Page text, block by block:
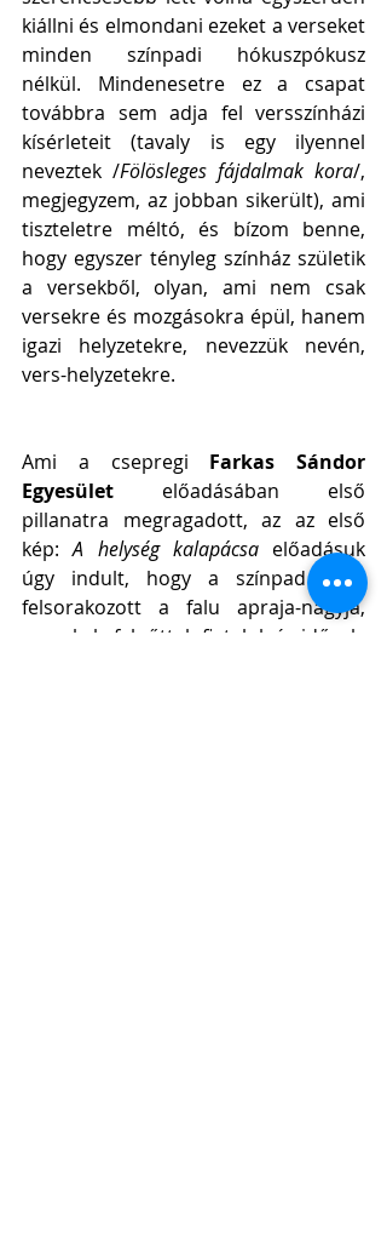
kiállni és elmondani ezeket a verseket
minden színpadi hókuszpókusz
nélkül. Mindenesetre ez a csapat
továbbra sem adja fel versszínházi
kísérleteit (tavaly is egy ilyennel
neveztek /Fölösleges fájdalmak kora/,
megjegyzem, az jobban sikerült), ami
tiszteletre méltó, és bízom benne,
hogy egyszer tényleg színház születik
a versekből, olyan, ami nem csak
versekre és mozgásokra épül, hanem
igazi helyzetekre, nevezzük nevén,
vers-helyzetekre.
Ami a csepregi Farkas Sándor
Egyesület előadásában első
pillanatra megragadott, az az első
kép: A helység kalapácsa előadásuk
úgy indult, hogy a színpad előtt
felsorakozott a falu apraja-nagyja,
gyerekek, felnőttek fiatalok és idősek,